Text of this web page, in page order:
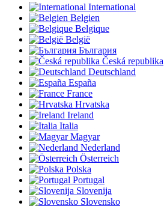
International
Belgien
Belgique
België
България
Česká republika
Deutschland
España
France
Hrvatska
Ireland
Italia
Magyar
Nederland
Österreich
Polska
Portugal
Slovenija
Slovensko